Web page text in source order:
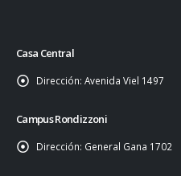
Casa Central
Dirección: Avenida Viel 1497
Campus Rondizzoni
Dirección: General Gana 1702